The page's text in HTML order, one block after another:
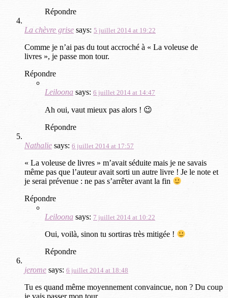
Répondre
La chèvre grise says: 5 juillet 2014 at 19:22
Comme je n’ai pas du tout accroché à « La voleuse de
livres », je passe mon tour.
Répondre
Leiloona says: 6 juillet 2014 at 14:47
Ah oui, vaut mieux pas alors ! 😉
Répondre
Nathalie says: 6 juillet 2014 at 17:57
« La voleuse de livres » m’avait séduite mais je ne savais
même pas que l’auteur avait sorti un autre livre ! Je le note et
je serai prévenue : ne pas s’arrêter avant la fin
Répondre
Leiloona says: 7 juillet 2014 at 10:22
Oui, voilà, sinon tu sortiras très mitigée !
Répondre
jerome says: 6 juillet 2014 at 18:48
Tu es quand même moyennement convaincue, non ? Du coup